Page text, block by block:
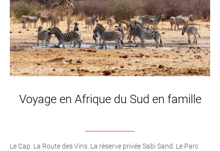
Voyage en Afrique du Sud en famille
Le Cap. La Route des Vins. La réserve privée Sabi Sand. Le Parc